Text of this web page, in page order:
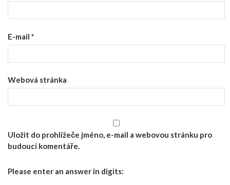
E-mail *
Webová stránka
Uložit do prohlížeče jméno, e-mail a webovou stránku pro
budoucí komentáře.
Please enter an answer in digits: